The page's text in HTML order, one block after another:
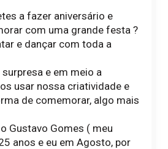
a fazer aniversário e
com uma grande festa ?
e dançar com toda a
e em meio a
usar nossa criatividade e
de comemorar, algo mais
Gustavo Gomes ( meu
anos e eu em Agosto, por